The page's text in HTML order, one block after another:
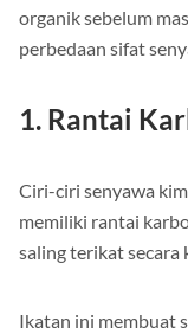
organik sebelum
perbedaan sifat
1. Rantai
Ciri-ciri senyawa
memiliki rantai
saling terikat secara
Ikatan ini membuat